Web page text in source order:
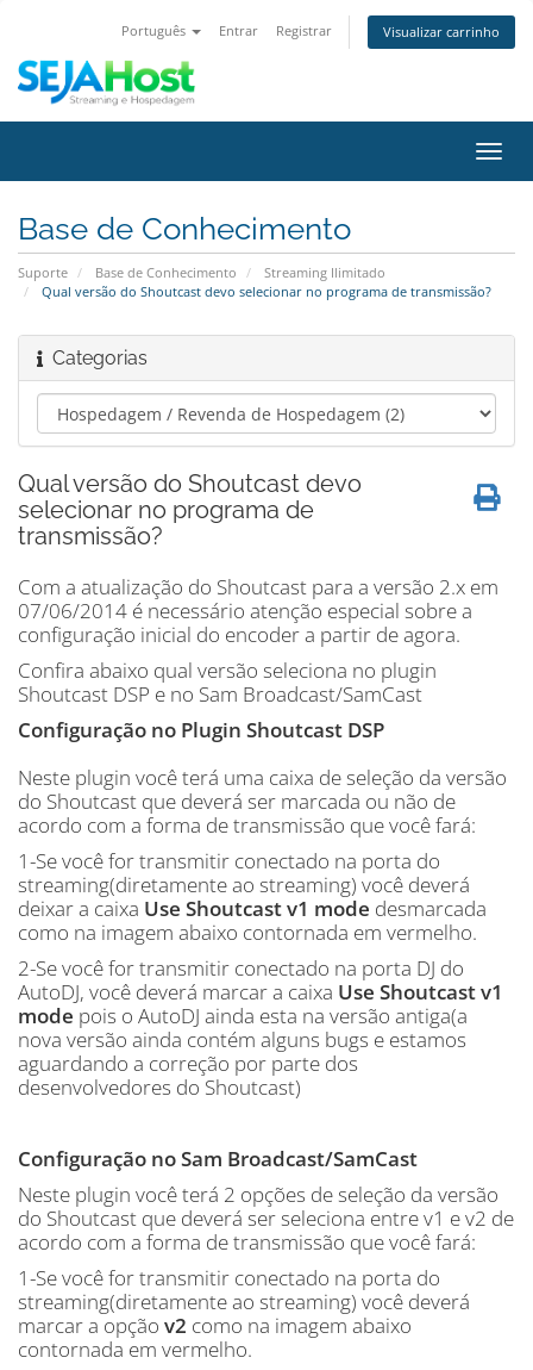
Português Entrar Registrar Visualizar carrinho
Base de Conhecimento
Suporte Base de Conhecimento
Streaming Ilimitado
Qual versão do Shoutcast devo selecionar no programa de transmissão?
Categorias
Qual versão do Shoutcast devo
selecionar no programa de
transmissão?
Com a atualização do Shoutcast para a versão 2.x em
07/06/2014 é necessário atenção especial sobre a
configuração inicial do encoder a partir de agora.
Confira abaixo qual versão seleciona no plugin
Shoutcast DSP e no Sam Broadcast/SamCast
Configuração no Plugin Shoutcast DSP
Neste plugin você terá uma caixa de seleção da versão
do Shoutcast que deverá ser marcada ou não de
acordo com a forma de transmissão que você fará:
1-Se você for transmitir conectado na porta do
streaming(diretamente ao streaming) você deverá
deixar a caixa Use Shoutcast v1 mode desmarcada
como na imagem abaixo contornada em vermelho.
2-Se você for transmitir conectado na porta DJ do
AutoDJ, você deverá marcar a caixa Use Shoutcast v1
mode pois o AutoDJ ainda esta na versão antiga(a
nova versão ainda contém alguns bugs e estamos
aguardando a correção por parte dos
desenvolvedores do Shoutcast)
Configuração no Sam Broadcast/SamCast
Neste plugin você terá 2 opções de seleção da versão
do Shoutcast que deverá ser seleciona entre v1 e v2 de
acordo com a forma de transmissão que você fará:
1-Se você for transmitir conectado na porta do
streaming(diretamente ao streaming) você deverá
marcar a opção v2 como na imagem abaixo
contornada em vermelho.